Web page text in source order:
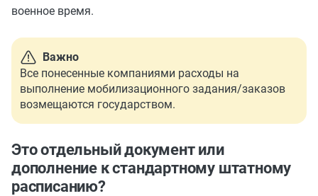
военное время.
Важно
Все понесенные компаниями расходы на
выполнение мобилизационного задания/заказов
возмещаются государством.
Это отдельный документ или
дополнение к стандартному штатному
расписанию?